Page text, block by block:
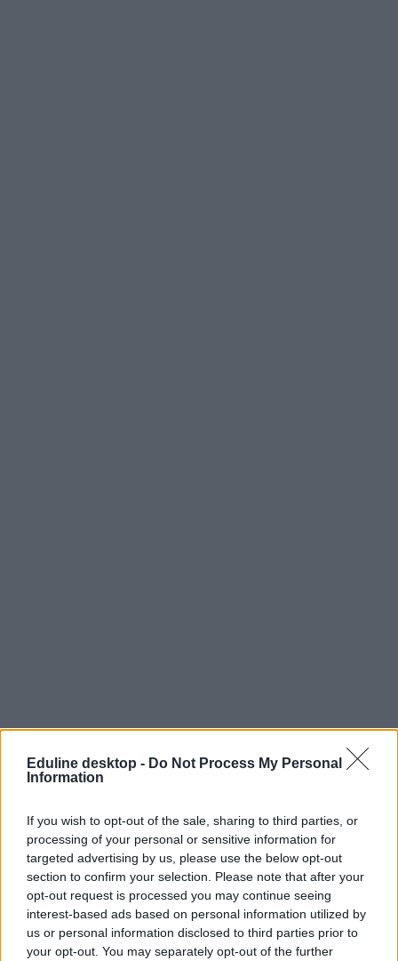
Eduline desktop - Do Not Process My Personal
Information
If you wish to opt-out of the sale, sharing to third parties, or
processing of your personal or sensitive information for
targeted advertising by us, please use the below opt-out
section to confirm your selection. Please note that after your
opt-out request is processed you may continue seeing
interest-based ads based on personal information utilized by
us or personal information disclosed to third parties prior to
your opt-out. You may separately opt-out of the further